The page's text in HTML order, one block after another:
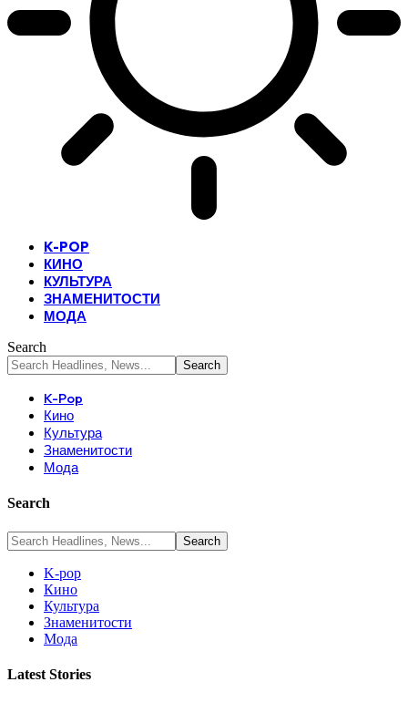
K-POP
КИНО
КУЛЬТУРА
ЗНАМЕНИТОСТИ
МОДА
Search
K-Pop
Кино
Культура
Знаменитости
Мода
Search
K-pop
Кино
Культура
Знаменитости
Мода
Latest Stories